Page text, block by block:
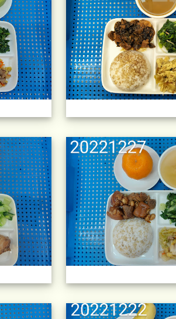
午餐擺盤 (上課日更新-111學
午餐擺盤 (上課日更新-111學